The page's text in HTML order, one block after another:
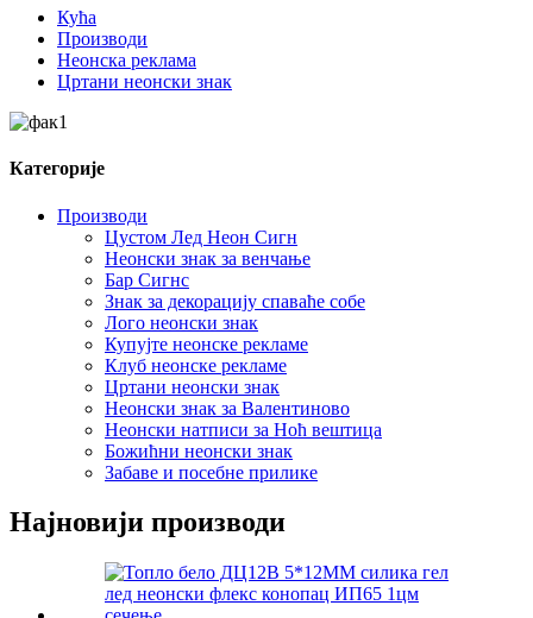
Кућа
Производи
Неонска реклама
Цртани неонски знак
Категорије
Производи
Цустом Лед Неон Сигн
Неонски знак за венчање
Бар Сигнс
Знак за декорацију спаваће собе
Лого неонски знак
Купујте неонске рекламе
Клуб неонске рекламе
Цртани неонски знак
Неонски знак за Валентиново
Неонски натписи за Ноћ вештица
Божићни неонски знак
Забаве и посебне прилике
Најновији производи